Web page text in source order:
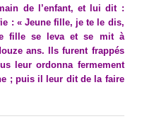
de l’enfant, et lui dit :
: « Jeune fille, je te le dis,
fille se leva et se mit à
ans. Ils furent frappés
leur ordonna fermement
; puis il leur dit de la faire